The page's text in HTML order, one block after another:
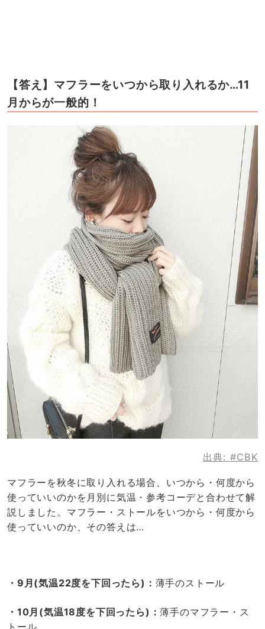
【答え】マフラーをいつから取り入れるか…11
月からが一般的！
出典: #CBK
マフラーを秋冬に取り入れる場合、いつから・何度から
使っていいのかを月別に気温・参考コーデと合わせて解
説しました。マフラー・ストールをいつから・何度から
使っていいのか、その答えは…
・9月(気温22度を下回ったら)： 薄手のストール
・10月(気温18度を下回ったら)：薄手のマフラー・ス